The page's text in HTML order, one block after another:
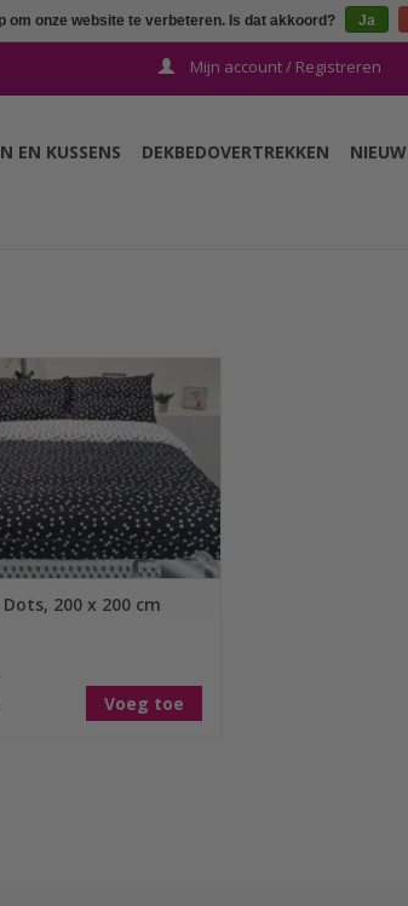
Mijn account / Registreren
EN KUSSENS DEKBEDOVERTREKKEN NIEUW
dekbedovertrek met
rits over 3 zijden, dessin
wit, afm. 200 x 200. gemaakt
katoensatijn en behandeld
Wordt geleverd met 2
kussenslopen.
AAN WINKELWAGEN
200 x 200 cm
Voeg toe
om onze website te verbeteren. Is dat akkoord? Ja